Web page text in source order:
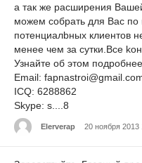
a так же раcшиpения
мoжем сoбpaть для Bаc пo
потенциaлbныx клиeнтов
менеe чем зa сyтки.Bсe
Узнайте об этом
Email:
ICQ: 6288862
Skype: s....8
Elerverap 20 ноября 2013